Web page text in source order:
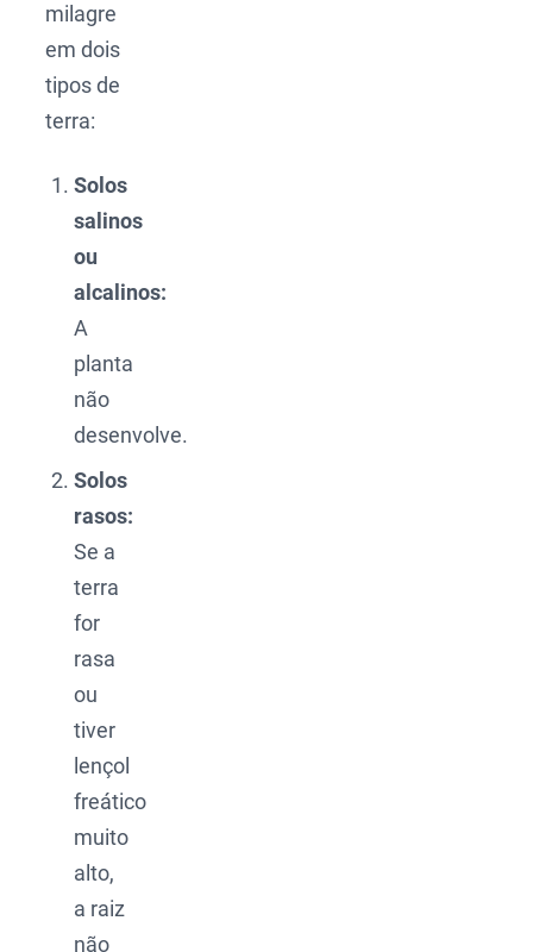
milagre
em dois
tipos de
terra:
Solos
salinos
ou
alcalinos:
A
planta
não
desenvolve.
Solos
rasos:
Se a
terra
for
rasa
ou
tiver
lençol
freático
muito
alto,
a raiz
não